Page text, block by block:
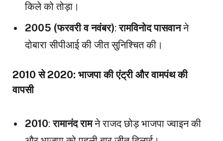
किले को तोड़ा।
2005 (फरवरी व नवंबर):रामविनोद पासवानने
दोबारा सीपीआई की जीत सुनिश्चित की।
2010 से 2020: भाजपा की एंट्री और वामपंथ की
वापसी
2010:रामानंद रामने राजद छोड़ भाजपा ज्वाइन की